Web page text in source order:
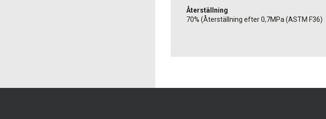
Återställning
70% (Återställning efter 0,7MPa (ASTM F36)